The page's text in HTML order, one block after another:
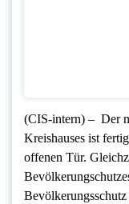
(CIS-intern) – Der
Kreishauses ist
offenen Tür.